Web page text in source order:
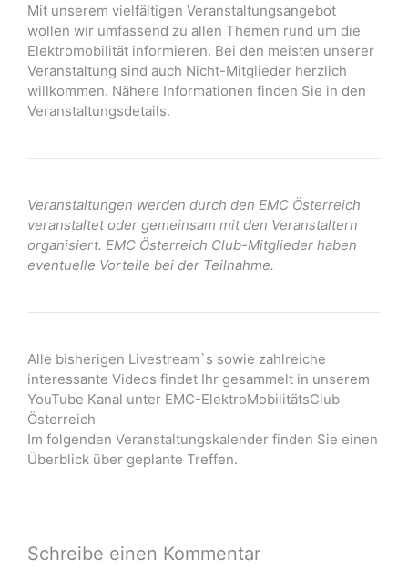
Mit unserem vielfältigen Veranstaltungsangebot
wollen wir umfassend zu allen Themen rund um die
Elektromobilität informieren. Bei den meisten unserer
Veranstaltung sind auch Nicht-Mitglieder herzlich
willkommen. Nähere Informationen finden Sie in den
Veranstaltungsdetails.
Veranstaltungen werden durch den EMC Österreich
veranstaltet oder gemeinsam mit den Veranstaltern
organisiert. EMC Österreich Club-Mitglieder haben
eventuelle Vorteile bei der Teilnahme.
Alle bisherigen Livestream`s sowie zahlreiche
interessante Videos findet Ihr gesammelt in unserem
YouTube Kanal unter EMC-ElektroMobilitätsClub
Österreich
Im folgenden Veranstaltungskalender finden Sie einen
Überblick über geplante Treffen.
Schreibe einen Kommentar